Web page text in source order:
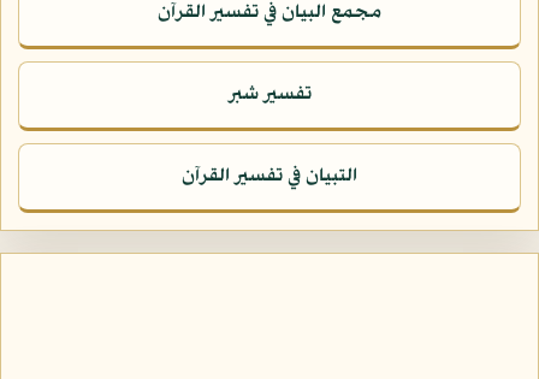
مجمع البيان في تفسير القرآن
تفسير شبر
التبيان في تفسير القرآن